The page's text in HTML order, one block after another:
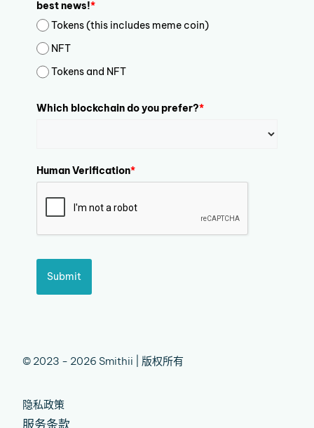
best news!*
Tokens (this includes meme coin)
NFT
Tokens and NFT
Which blockchain do you prefer?*
Human Verification*
Submit
© 2023 - 2026 Smithii | 版权所有
隐私政策
服务条款